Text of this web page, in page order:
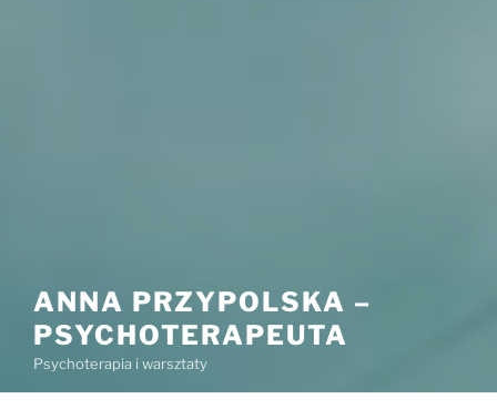
ANNA PRZYPOLSKA –
PSYCHOTERAPEUTA
Psychoterapia i warsztaty